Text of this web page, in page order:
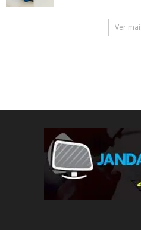
Ver